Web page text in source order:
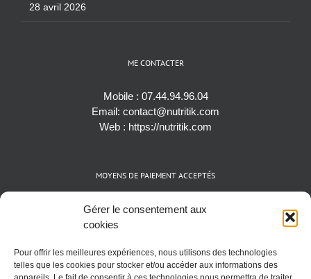
Gérer le consentement aux
cookies
Pour offrir les meilleures expériences, nous utilisons des technologies
telles que les cookies pour stocker et/ou accéder aux informations des
28 avril 2026
ME CONTACTER
Mobile : 07.44.94.96.04
Email: contact@nutritik.com
Web : https://nutritik.com
MOYENS DE PAIEMENT ACCEPTÉS
Espèces (EUR)
Cartes bancaires (VISA, Mastercard et AMEX)
Cryptomonnaies (BTC)